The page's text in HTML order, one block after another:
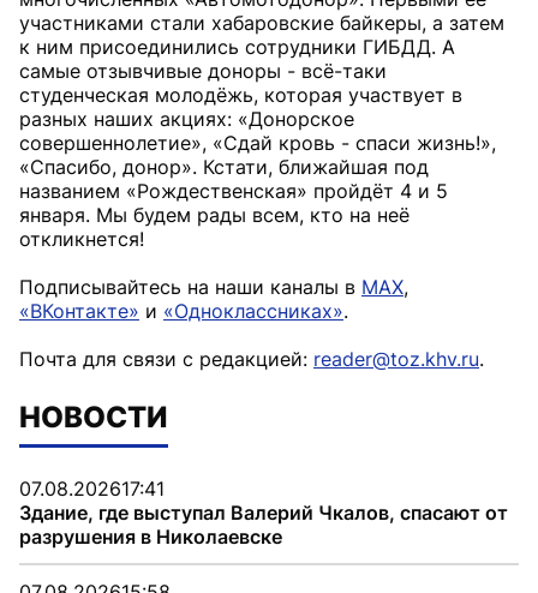
участниками стали хабаровские байкеры, а затем
к ним присоединились сотрудники ГИБДД. А
самые отзывчивые доноры - всё-таки
студенческая молодёжь, которая участвует в
разных наших акциях: «Донорское
совершеннолетие», «Сдай кровь - спаси жизнь!»,
«Спасибо, донор». Кстати, ближайшая под
названием «Рождественская» пройдёт 4 и 5
января. Мы будем рады всем, кто на неё
откликнется!
Подписывайтесь на наши каналы в MAX,
«ВКонтакте» и «Одноклассниках».
Почта для связи с редакцией: reader@toz.khv.ru.
НОВОСТИ
07.08.202617:41
Здание, где выступал Валерий Чкалов, спасают от
разрушения в Николаевске